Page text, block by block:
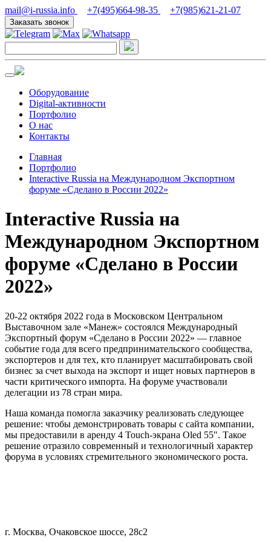
mail@i-russia.info +7(495)664-98-35 +7(985)621-21-07
Заказать звонок
Оборудование
Digital-активности
Портфолио
О нас
Контакты
Главная
Портфолио
Interactive Russia на Международном Экспортном
форуме «Сделано в России 2022»
Interactive Russia на
Международном Экспортном
форуме «Сделано в России
2022»
20-22 октября 2022 года в Московском Центральном
Выставочном зале «Манеж» состоялся Международный
Экспортный форум «Сделано в России 2022» — главное
событие года для всего предпринимательского сообщества,
экспортеров и для тех, кто планирует масштабировать свой
бизнес за счет выхода на экспорт и ищет новых партнеров в
части критического импорта. На форуме участвовали
делегации из 78 стран мира.
Наша команда помогла заказчику реализовать следующее
решение: чтобы демонстрировать товары с сайта компании,
мы предоставили в аренду 4 Touch-экрана Oled 55". Такое
решение отразило современный и технологичный характер
форума в условиях стремительного экономического роста.
г. Москва, Очаковское шоссе, 28с2